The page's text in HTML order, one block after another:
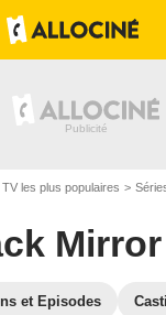
les plus populaires
Mirror
et Episodes